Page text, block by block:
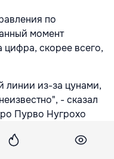
по
момент
цифра, скорее всего,
линии из-за цунами,
- сказал
Пурво Нугрохо